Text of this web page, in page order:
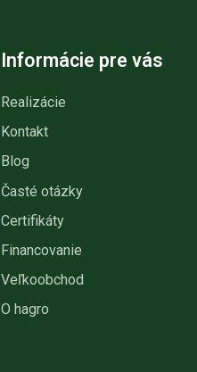
Informácie pre vás
Realizácie
Kontakt
Blog
Časté otázky
Certifikáty
Financovanie
Veľkoobchod
O hagro